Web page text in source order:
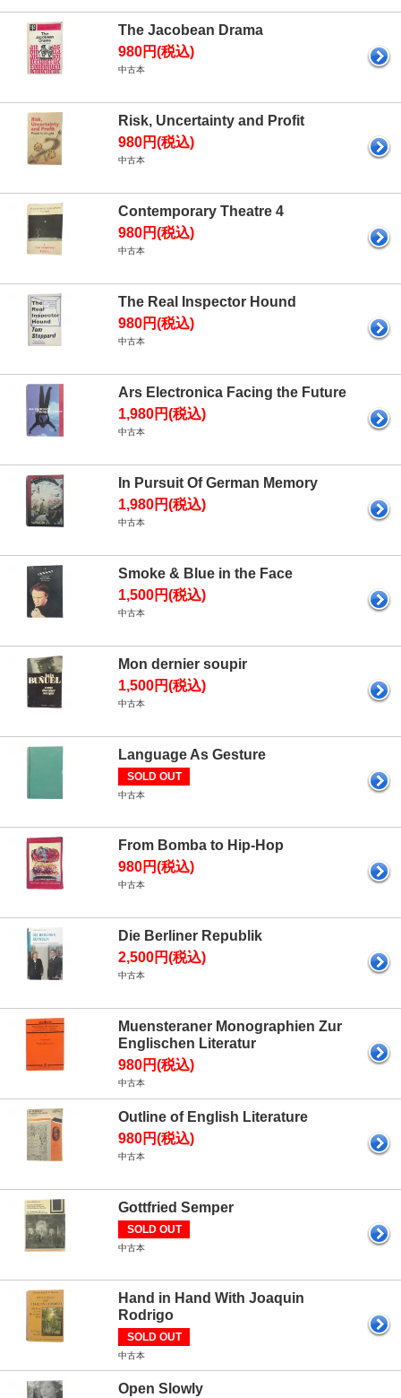
The Jacobean Drama
980円(税込)
中古本
Risk, Uncertainty and Profit
980円(税込)
中古本
Contemporary Theatre 4
980円(税込)
中古本
The Real Inspector Hound
980円(税込)
中古本
Ars Electronica Facing the Future
1,980円(税込)
中古本
In Pursuit Of German Memory
1,980円(税込)
中古本
Smoke & Blue in the Face
1,500円(税込)
中古本
Mon dernier soupir
1,500円(税込)
中古本
Language As Gesture
SOLD OUT
中古本
From Bomba to Hip-Hop
980円(税込)
中古本
Die Berliner Republik
2,500円(税込)
中古本
Muensteraner Monographien Zur
Englischen Literatur
980円(税込)
中古本
Outline of English Literature
980円(税込)
中古本
Gottfried Semper
SOLD OUT
中古本
Hand in Hand With Joaquin
Rodrigo
SOLD OUT
中古本
Open Slowly